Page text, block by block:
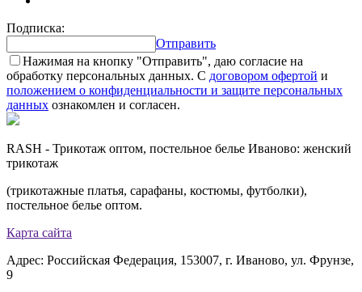
Подписка:
Отправить
Нажимая на кнопку "Отправить", даю согласие на
обработку персональных данных. С договором офертой и
положением о конфиденциальности и защите персональных
данных ознакомлен и согласен.
RASH - Трикотаж оптом, постельное белье Иваново: женский
трикотаж
(трикотажные платья, сарафаны, костюмы, футболки),
постельное белье оптом.
Карта сайта
Адрес: Российская Федерация, 153007, г. Иваново, ул. Фрунзе,
9